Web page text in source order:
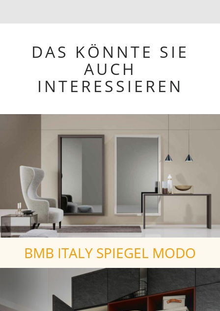
DAS KÖNNTE SIE
AUCH
INTERESSIEREN
BMB ITALY SPIEGEL MODO